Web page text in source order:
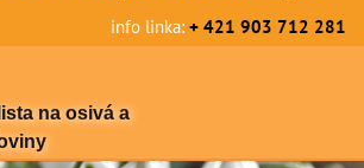
info linka: + 421 903 712 281
na osivá a